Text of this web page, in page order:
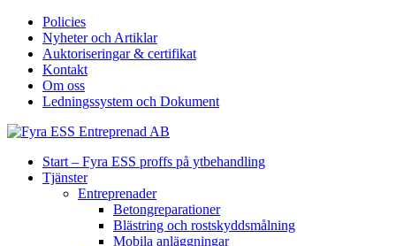
Policies
Nyheter och Artiklar
Auktoriseringar & certifikat
Kontakt
Om oss
Ledningssystem och Dokument
Start – Fyra ESS proffs på ytbehandling
Tjänster
Entreprenader
Betongreparationer
Blästring och rostskyddsmålning
Mobila anläggningar